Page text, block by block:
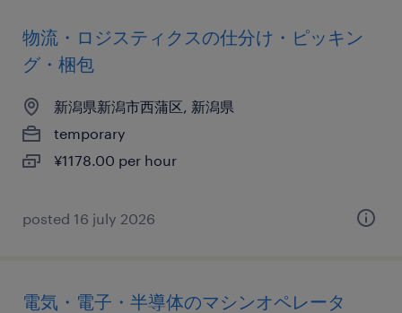
物流・ロジスティクスの仕分け・ピッキン
グ・梱包
新潟県新潟市西蒲区, 新潟県
temporary
¥1178.00 per hour
posted 16 july 2026
電気・電子・半導体のマシンオペレータ